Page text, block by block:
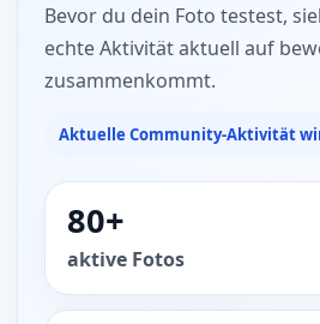
Bevor du dein Foto testest,
echte Aktivität aktuell auf
zusammenkommt.
Aktuelle Community-Aktivität
80+
aktive Fotos